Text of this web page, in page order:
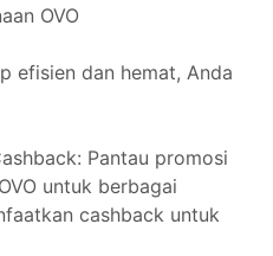
OVO
efisien dan hemat, Anda
Pantau promosi
untuk berbagai
cashback untuk